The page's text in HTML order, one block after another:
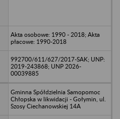
Akta osobowe: 1990 - 2018; Akta
płacowe: 1990-2018
992700/611/627/2017-SAK; UNP:
2019-243868; UNP 2026-
00039885
Gminna Spółdzielnia Samopomoc
Chłopska w likwidacji - Gołymin, ul.
Szosy Ciechanowskiej 14A